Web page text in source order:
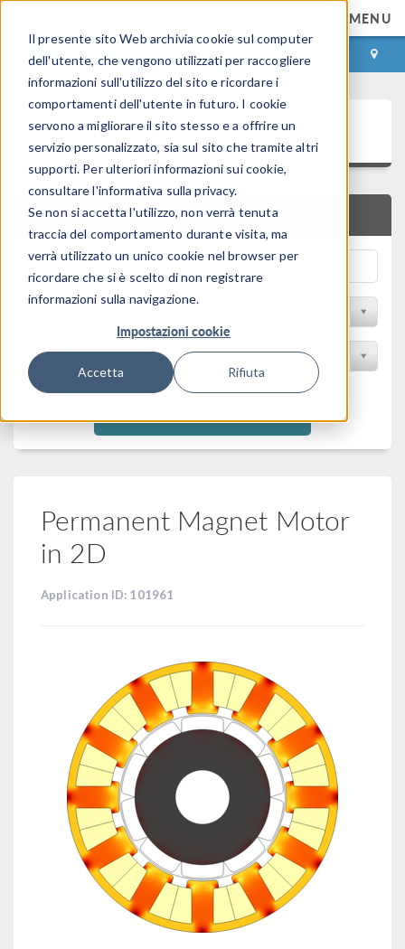
Il presente sito Web archivia cookie sul computer
dell'utente, che vengono utilizzati per raccogliere
informazioni sull'utilizzo del sito e ricordare i
comportamenti dell'utente in futuro. I cookie
servono a migliorare il sito stesso e a offrire un
servizio personalizzato, sia sul sito che tramite altri
supporti. Per ulteriori informazioni sui cookie,
consultare l'informativa sulla privacy.
Se non si accetta l'utilizzo, non verrà tenuta
traccia del comportamento durante visita, ma
verrà utilizzato un unico cookie nel browser per
ricordare che si è scelto di non registrare
informazioni sulla navigazione.
Impostazioni cookie
Accetta Rifiuta
MENU
ACCEDI CONTACT
Galleria delle Applicazioni
RICERCA RAPIDA
Filtra per Prodotto
Filtra
Permanent Magnet Motor
in 2D
Application ID: 101961